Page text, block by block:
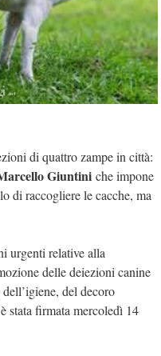
di quattro zampe in città:
Giuntini che impone
di raccogliere le cacche, ma
urgenti relative alla
delle deiezioni canine
del decoro
stata firmata mercoledì 14